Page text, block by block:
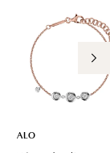
ALO